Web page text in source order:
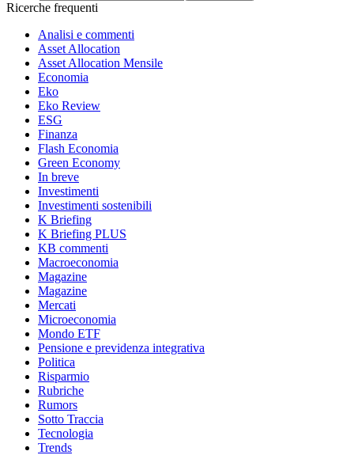
Ricerche frequenti
Analisi e commenti
Asset Allocation
Asset Allocation Mensile
Economia
Eko
Eko Review
ESG
Finanza
Flash Economia
Green Economy
In breve
Investimenti
Investimenti sostenibili
K Briefing
K Briefing PLUS
KB commenti
Macroeconomia
Magazine
Magazine
Mercati
Microeconomia
Mondo ETF
Pensione e previdenza integrativa
Politica
Risparmio
Rubriche
Rumors
Sotto Traccia
Tecnologia
Trends